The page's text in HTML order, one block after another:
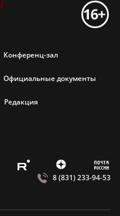
Конференц-зал
Официальные документы
Редакция
E Z m
8 (831) 233-94-53